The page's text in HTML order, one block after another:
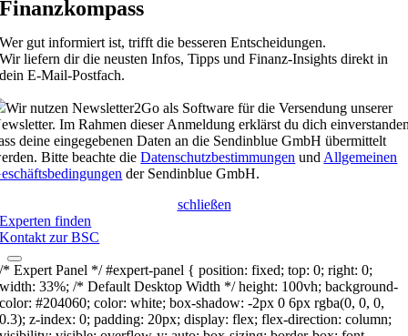
Finanzkompass
Wer gut informiert ist, trifft die besseren Entscheidungen.
Wir liefern dir die neusten Infos, Tipps und Finanz-Insights direkt in
dein E-Mail-Postfach.
Wir nutzen Newsletter2Go als Software für die Versendung unserer
Im Rahmen dieser Anmeldung erklärst du dich
deine eingegebenen Daten an die Sendinblue GmbH übermittelt
Bitte beachte dieDatenschutzbestimmungen und Allgemeinen
der Sendinblue GmbH.
schließen
Experten finden
Kontakt zur BSC
/* Expert Panel */ #expert-panel { position: fixed; top: 0; right: 0;
width: 33%; /* Default Desktop Width */ height: 100vh; background-
color: #204060; color: white; box-shadow: -2px 0 6px rgba(0, 0, 0,
0.3); z-index: 0; padding: 20px; display: flex; flex-direction: column;